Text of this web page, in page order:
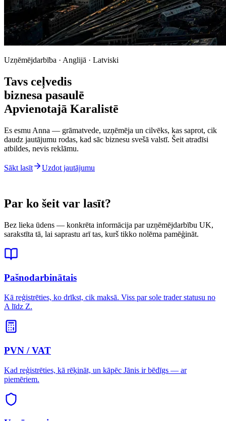
Uzņēmējdarbība · Anglijā · Latviski
Tavs ceļvedis
biznesa pasaulē
Apvienotajā Karalistē
Es esmu Anna — grāmatvede, uzņēmēja un cilvēks, kas saprot, cik
daudz jautājumu rodas, kad sāc biznesu svešā valstī. Šeit atradīsi
atbildes, nevis reklāmu.
Sākt lasīt Uzdot jautājumu
Par ko šeit var lasīt?
Bez lieka ūdens — konkrēta informācija par uzņēmējdarbību UK,
sarakstīta tā, lai saprastu arī tas, kurš tikko nolēma pamēģināt.
Pašnodarbinātais
Kā reģistrēties, ko drīkst, cik maksā. Viss par sole trader statusu no
A līdz Z.
PVN / VAT
Kad reģistrēties, kā rēķināt, un kāpēc Jānis ir bēdīgs — ar
piemēriem.